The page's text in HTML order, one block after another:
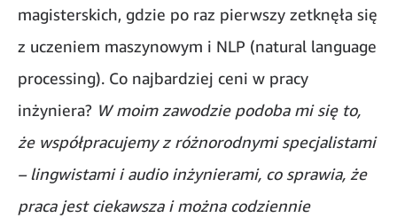
magisterskich, gdzie po raz pierwszy zetknęła się
z uczeniem maszynowym i NLP (natural language
processing). Co najbardziej ceni w pracy
inżyniera? W moim zawodzie podoba mi się to,
że współpracujemy z różnorodnymi specjalistami
– lingwistami i audio inżynierami, co sprawia, że
praca jest ciekawsza i można codziennie